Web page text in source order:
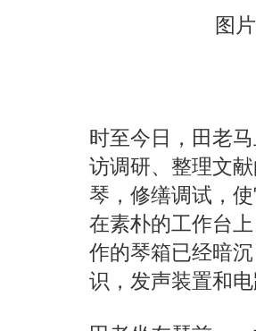
图
时至今日，田老
访调研、整理文
琴，修缮调试，
在素朴的工作台
作的琴箱已经暗
识，发声装置和